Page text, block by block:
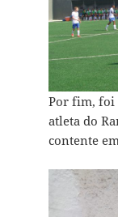
Por fim, foi
atleta do
contente